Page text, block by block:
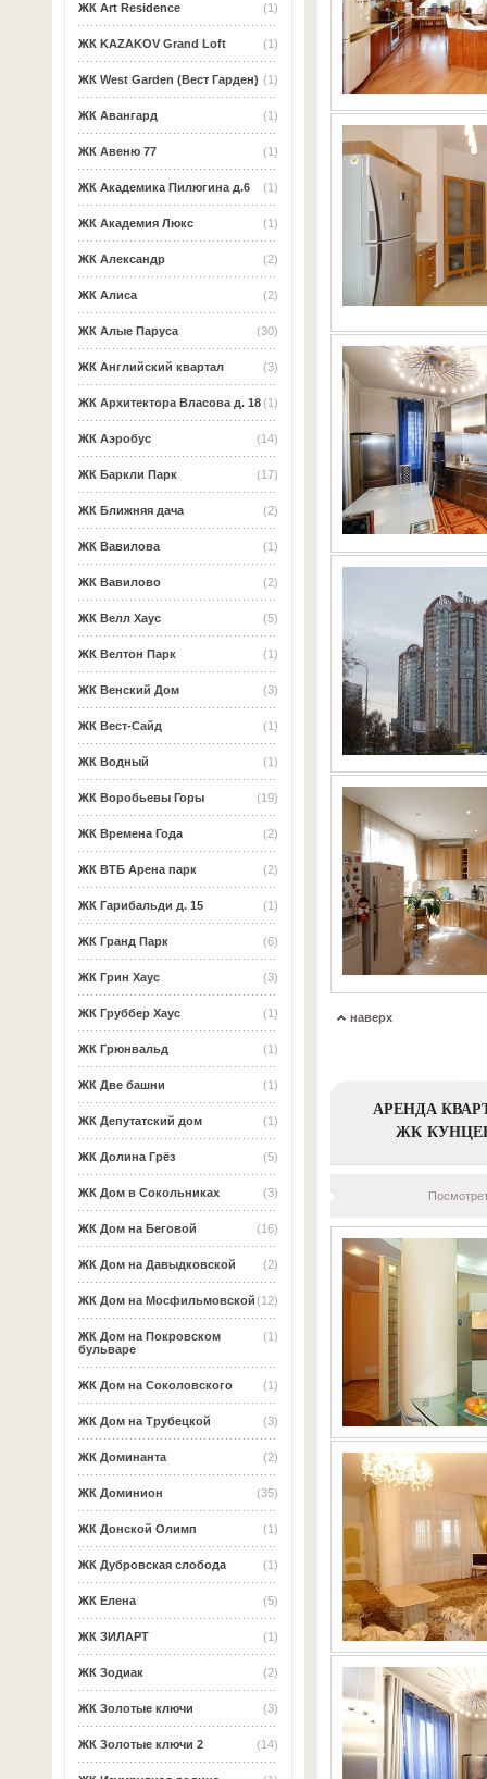
(1)
ЖК Art Residence
(1)
ЖК KAZAKOV Grand Loft
(1)
ЖК West Garden (Вест Гарден)
(1)
ЖК Авангард
(1)
ЖК Авеню 77
(1)
ЖК Академика Пилюгина д.6
(1)
ЖК Академия Люкс
(2)
ЖК Александр
(2)
ЖК Алиса
(30)
ЖК Алые Паруса
(3)
ЖК Английский квартал
(1)
ЖК Архитектора Власова д. 18
(14)
ЖК Аэробус
(17)
ЖК Баркли Парк
(2)
ЖК Ближняя дача
(1)
ЖК Вавилова
(2)
ЖК Вавилово
(5)
ЖК Велл Хаус
(1)
ЖК Велтон Парк
(3)
ЖК Венский Дом
(1)
ЖК Вест-Сайд
(1)
ЖК Водный
(19)
ЖК Воробьевы Горы
(2)
ЖК Времена Года
(2)
ЖК ВТБ Арена парк
(1)
ЖК Гарибальди д. 15
(6)
ЖК Гранд Парк
(3)
ЖК Грин Хаус
(1)
ЖК Груббер Хаус
(1)
ЖК Грюнвальд
(1)
ЖК Две башни
(1)
ЖК Депутатский дом
(5)
ЖК Долина Грёз
(3)
ЖК Дом в Сокольниках
(16)
ЖК Дом на Беговой
(2)
ЖК Дом на Давыдковской
(12)
ЖК Дом на Мосфильмовской
(1)
ЖК Дом на Покровском
бульваре
(1)
ЖК Дом на Соколовского
(3)
ЖК Дом на Трубецкой
(2)
ЖК Доминанта
(35)
ЖК Доминион
(1)
ЖК Донской Олимп
(1)
ЖК Дубровская слобода
(5)
ЖК Елена
(1)
ЖК ЗИЛАРТ
(2)
ЖК Зодиак
(3)
ЖК Золотые ключи
(14)
ЖК Золотые ключи 2
наверх
АРЕНДА
ЖК